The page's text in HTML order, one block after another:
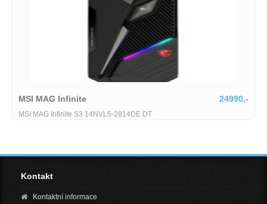
MSI MAG Infinite 24990,-
MSI MAG Infinite S3 14NVL5-2814DE DT
Kontakt
Kontaktní informace